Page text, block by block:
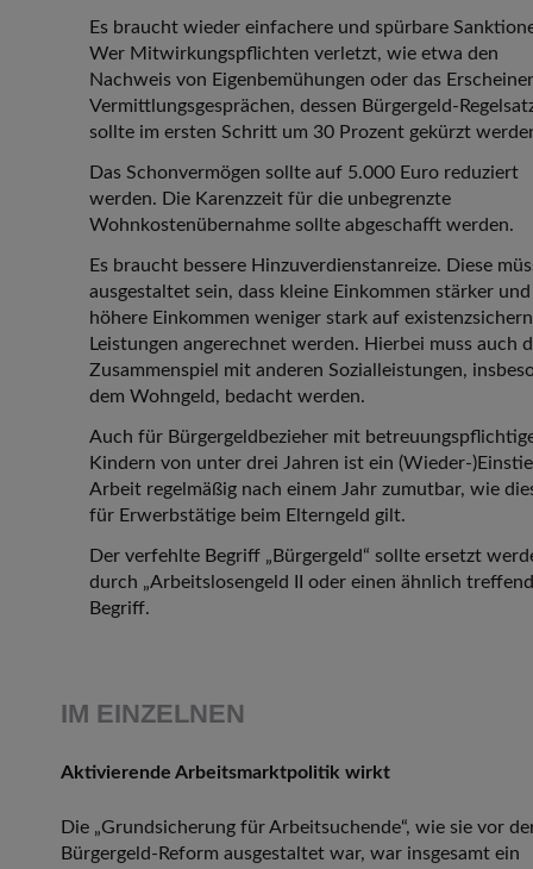
Es braucht wieder einfachere und spürbare
Wer Mitwirkungspflichten verletzt, wie etwa den
Nachweis von Eigenbemühungen oder das
Vermittlungsgesprächen, dessen Bürgergeld-
sollte im ersten Schritt um 30 Prozent gekürzt
Das Schonvermögen sollte auf 5.000 Euro reduziert
werden. Die Karenzzeit für die unbegrenzte
Wohnkostenübernahme sollte abgeschafft werden.
Es braucht bessere Hinzuverdienstanreize. Diese
ausgestaltet sein, dass kleine Einkommen stärker und
höhere Einkommen weniger stark auf
Leistungen angerechnet werden. Hierbei muss auch
Zusammenspiel mit anderen Sozialleistungen,
dem Wohngeld, bedacht werden.
Auch für Bürgergeldbezieher mit
Kindern von unter drei Jahren ist ein (Wieder-
Arbeit regelmäßig nach einem Jahr zumutbar, wie
für Erwerbstätige beim Elterngeld gilt.
Der verfehlte Begriff „Bürgergeld“ sollte ersetzt
durch „Arbeitslosengeld II oder einen ähnlich
Begriff.
IM EINZELNEN
Aktivierende Arbeitsmarktpolitik wirkt
Die „Grundsicherung für Arbeitsuchende“, wie sie vor
Bürgergeld-Reform ausgestaltet war, war insgesamt ein